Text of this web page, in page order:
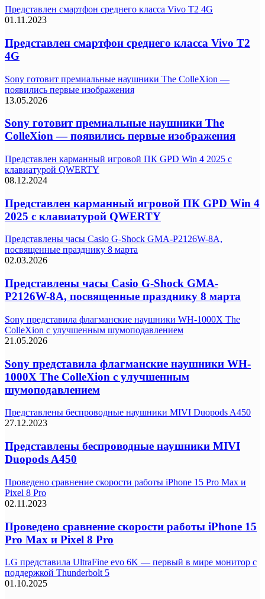
Представлен смартфон среднего класса Vivo T2 4G
01.11.2023
Представлен смартфон среднего класса Vivo T2
4G
Sony готовит премиальные наушники The ColleXion —
появились первые изображения
13.05.2026
Sony готовит премиальные наушники The
ColleXion — появились первые изображения
Представлен карманный игровой ПК GPD Win 4 2025 с
клавиатурой QWERTY
08.12.2024
Представлен карманный игровой ПК GPD Win 4
2025 с клавиатурой QWERTY
Представлены часы Casio G-Shock GMA-P2126W-8A,
посвященные празднику 8 марта
02.03.2026
Представлены часы Casio G-Shock GMA-
P2126W-8A, посвященные празднику 8 марта
Sony представила флагманские наушники WH-1000X The
ColleXion с улучшенным шумоподавлением
21.05.2026
Sony представила флагманские наушники WH-
1000X The ColleXion с улучшенным
шумоподавлением
Представлены беспроводные наушники MIVI Duopods A450
27.12.2023
Представлены беспроводные наушники MIVI
Duopods A450
Проведено сравнение скорости работы iPhone 15 Pro Max и
Pixel 8 Pro
02.11.2023
Проведено сравнение скорости работы iPhone 15
Pro Max и Pixel 8 Pro
LG представила UltraFine evo 6K — первый в мире монитор с
поддержкой Thunderbolt 5
01.10.2025